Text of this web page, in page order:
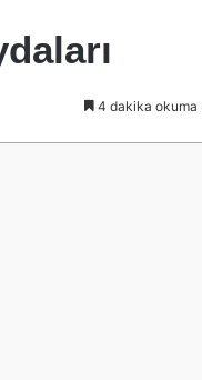
4 dakika okuma